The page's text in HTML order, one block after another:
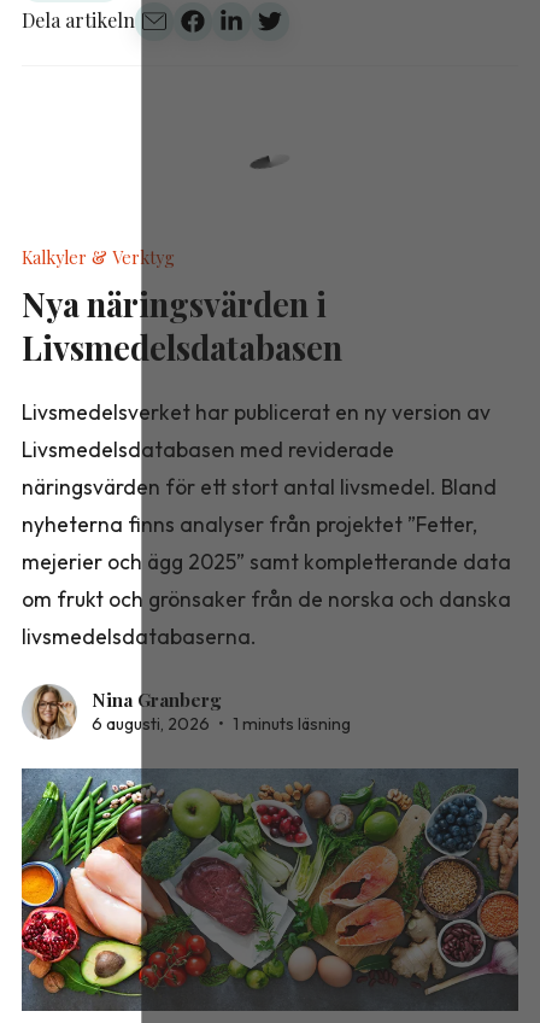
Dela artikeln
Kalkyler & Verktyg
Nya näringsvärden i
Livsmedelsdatabasen
Livsmedelsverket har publicerat en ny version av
Livsmedelsdatabasen med reviderade
näringsvärden för ett stort antal livsmedel. Bland
nyheterna finns analyser från projektet ”Fetter,
mejerier och ägg 2025” samt kompletterande data
om frukt och grönsaker från de norska och danska
livsmedelsdatabaserna.
Nina Granberg
6 augusti, 2026 • 1 minuts läsning